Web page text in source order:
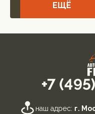
ЕЩЁ
+7
наш адрес: г.